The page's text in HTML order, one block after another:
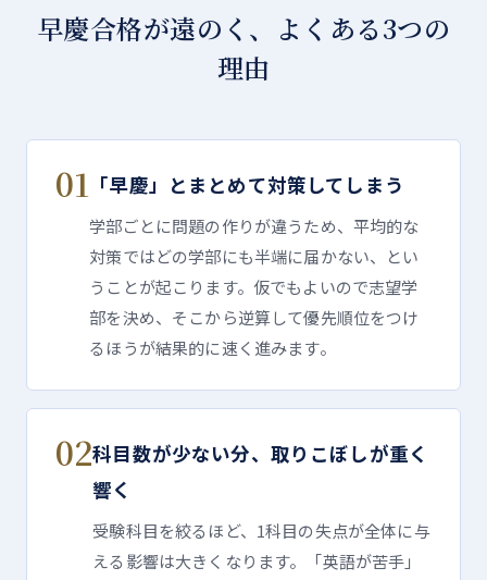
早慶合格が遠のく、よくある3つの
理由
01 「早慶」とまとめて対策してしまう
学部ごとに問題の作りが違うため、平均的な
対策ではどの学部にも半端に届かない、とい
うことが起こります。仮でもよいので志望学
部を決め、そこから逆算して優先順位をつけ
るほうが結果的に速く進みます。
02科目数が少ない分、取りこぼしが重く
響く
受験科目を絞るほど、1科目の失点が全体に与
える影響は大きくなります。「英語が苦手」